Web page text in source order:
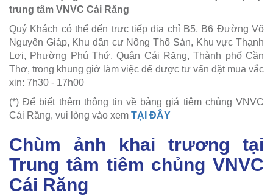
trung tâm VNVC Cái Răng
Quý Khách có thể đến trực tiếp địa chỉ B5, B6 Đường Võ
Nguyên Giáp, Khu dân cư Nông Thổ Sản, Khu vực Thạnh
Lợi, Phường Phú Thứ, Quận Cái Răng, Thành phố Cần
Thơ, trong khung giờ làm việc để được tư vấn đặt mua vắc
xin: 7h30 - 17h00
(*) Để biết thêm thông tin về bảng giá tiêm chủng VNVC
Cái Răng, vui lòng vào xem TẠI ĐÂY
Chùm ảnh khai trương tại
Trung tâm tiêm chủng VNVC
Cái Răng